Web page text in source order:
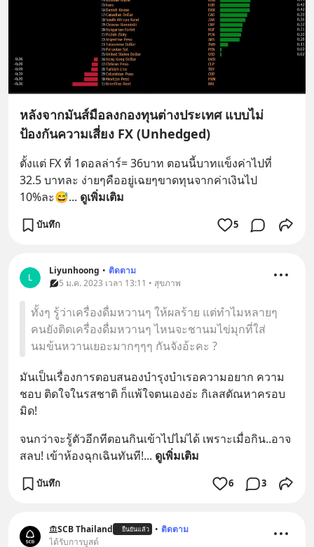
หลังจากมันส์มือลงกองทุนต่างประเทศ แบบไม่
ป้องกันความเสี่ยง FX (Unhedged)
ตั้งแต่ FX ที่ 1ดอลล่าร์= 36บาท ตอนนี้บาทแข็งค่าไปที่
32.5 บาทละ ง่ายๆคืออยู่เฉยๆขาดทุนจากค่าเงินไป
10%ละ😅... ดูเพิ่มเติม
บันทึก 5
L
Liyunhoong • ติดตาม
5 ม.ค. 2023 เวลา 13:11 • สุขภาพ
ทั้งๆ รู้ว่าเครื่องดื่มหวานๆ ให้ผลร้าย แต่ทำไมหลายๆ
คนยังติดเครื่องดื่มหวานๆ ไหนจะชานมไข่มุกที่ใส่
นมข้นหวานเยอะมากๆๆๆ กันจังอ้ะคะ ?
มันเป็นเรื่องการตอบสนองบำรุงบำเรอความอยาก ความ
ชอบ ติดใจในรสชาติ ก็แพ้ใจตนเองอ่ะ กิเลสตัณหาครอบ
มิด!
จนกว่าจะรู้ตัวอีกทีตอนกินเข้าไปไม่ได้ เพราะเมื่อกิน..อาจ
สลบ! เข้าห้องฉุกเฉินทันที!... ดูเพิ่มเติม
บันทึก 6 3
SCB Thailand ยืนยันแล้ว • ติดตาม
ได้รับการบูสต์